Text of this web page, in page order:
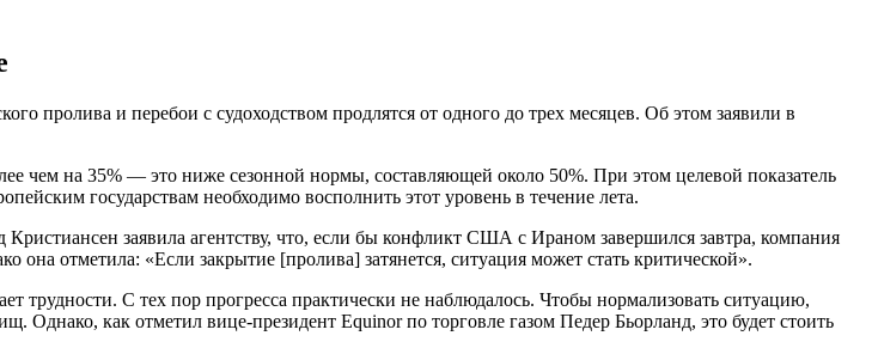
пролива и перебои с судоходством продлятся от одного до трех месяцев. Об этом заявили в
чем на 35% — это ниже сезонной нормы, составляющей около 50%. При этом целевой показатель
государствам необходимо восполнить этот уровень в течение лета.
заявила агентству, что, если бы конфликт США с Ираном завершился завтра, компания
отметила: «Если закрытие [пролива] затянется, ситуация может стать критической».
трудности. С тех пор прогресса практически не наблюдалось. Чтобы нормализовать ситуацию,
как отметил вице-президент Equinor по торговле газом Педер Бьорланд, это будет стоить